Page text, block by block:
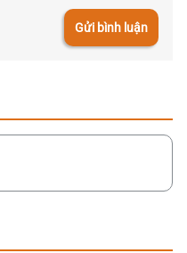
Gửi bình luận